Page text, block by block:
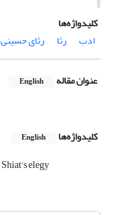
کلیدواژه‌ها
ادب
رثا رثای حسینی
عنوان مقاله English
کلیدواژه‌ها English
Shiat’s elegy